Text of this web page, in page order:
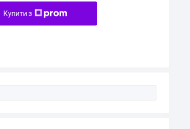
Купити з